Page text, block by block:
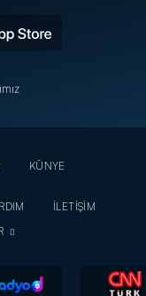
KÜNYE
İLETİŞİM